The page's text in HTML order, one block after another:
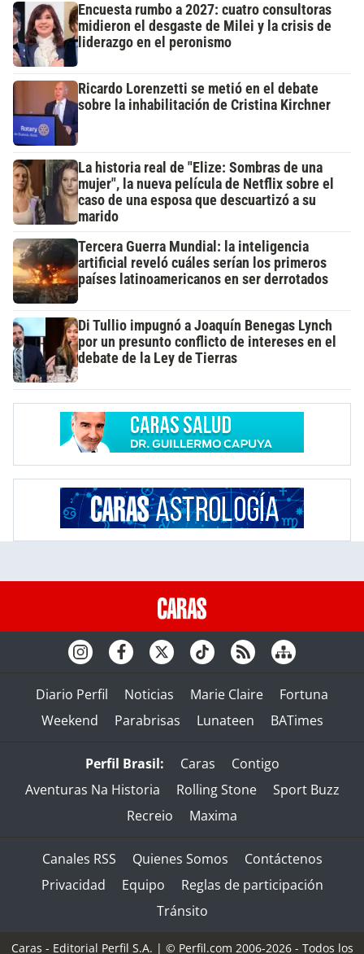
Encuesta rumbo a 2027: cuatro consultoras
midieron el desgaste de Milei y la crisis de
liderazgo en el peronismo
Ricardo Lorenzetti se metió en el debate
sobre la inhabilitación de Cristina Kirchner
La historia real de "Elize: Sombras de una
mujer", la nueva película de Netflix sobre el
caso de una esposa que descuartizó a su
marido
Tercera Guerra Mundial: la inteligencia
artificial reveló cuáles serían los primeros
países latinoamericanos en ser derrotados
Di Tullio impugnó a Joaquín Benegas Lynch
por un presunto conflicto de intereses en el
debate de la Ley de Tierras
Diario Perfil Noticias Marie Claire
Fortuna
Weekend
Parabrisas Lunateen BATimes
Perfil Brasil: Caras
Contigo
Aventuras Na Historia
Rolling Stone
Sport Buzz
Recreio
Maxima
Canales RSS Quienes Somos
Contáctenos
Privacidad
Equipo
Reglas de participación
Tránsito
Caras - Editorial Perfil S.A. | © Perfil.com 2006-2026 - Todos los